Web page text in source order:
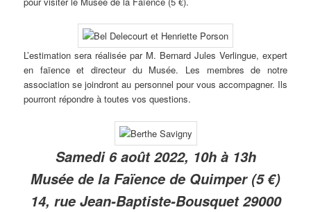
L’estimation sera réalisée par M. Bernard Jules Verlingue, expert
en faïence et directeur du Musée. Les membres de notre
association se joindront au personnel pour vous accompagner. Ils
pourront répondre à toutes vos questions.
Samedi 6 août 2022, 10h à 13h
Musée de la Faïence de Quimper (5 €)
14, rue Jean-Baptiste-Bousquet 29000